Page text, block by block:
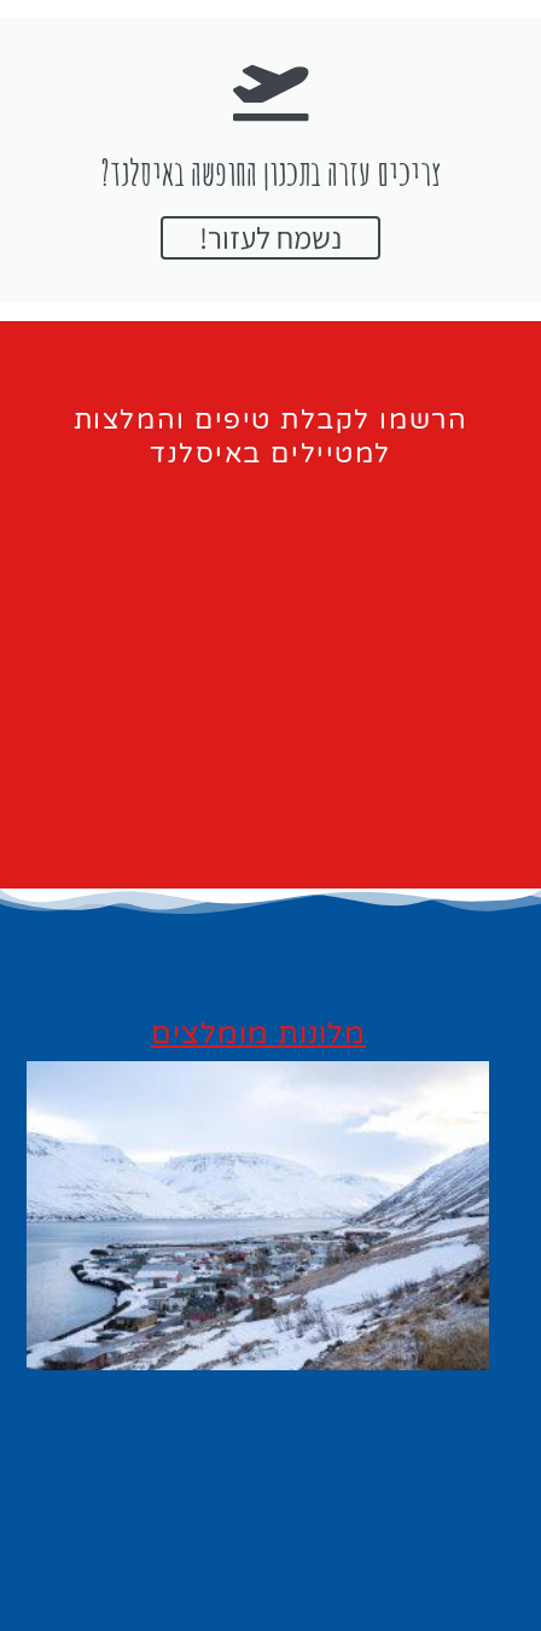
צריכים עזרה בתכנון החופשה באיסלנד?
נשמח לעזור!
הרשמו לקבלת טיפים והמלצות
למטיילים באיסלנד
מלונות מומלצים